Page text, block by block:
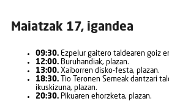
Maiatzak 17, igandea
09:30.Ezpelur gaitero taldearen goiz
12:00.Buruhandiak, plazan.
13:00.Xaiborren disko-festa, plazan.
18:30.Tio Teronen Semeak dantzari
ikuskizuna, plazan.
20:30.Pikuaren ehorzketa, plazan.